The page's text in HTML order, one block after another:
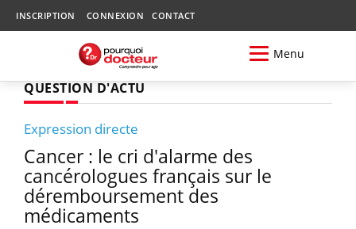
INSCRIPTION CONNEXION CONTACT
Menu
QUESTION D'ACTU
Expression directe
Cancer : le cri d'alarme des
cancérologues français sur le
déremboursement des
médicaments